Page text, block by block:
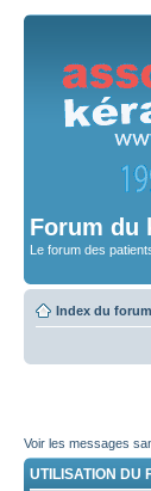
Forum du
Le forum des
Index du forum
Voir les messages
UTILISATION DU